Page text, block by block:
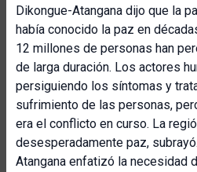
Dikongue-Atangana dijo que la
había conocido la paz en
12 millones de personas han
de larga duración. Los actores
persiguiendo los síntomas y
sufrimiento de las personas,
era el conflicto en curso. La
desesperadamente paz,
Atangana enfatizó la necesidad